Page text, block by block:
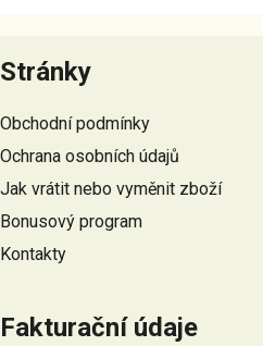
á
p
a
t
í
Stránky
Obchodní podmínky
Ochrana osobních údajů
Jak vrátit nebo vyměnit zboží
Bonusový program
Kontakty
Fakturační údaje